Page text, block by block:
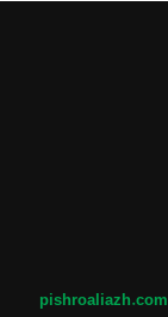
pishroaliazh.com